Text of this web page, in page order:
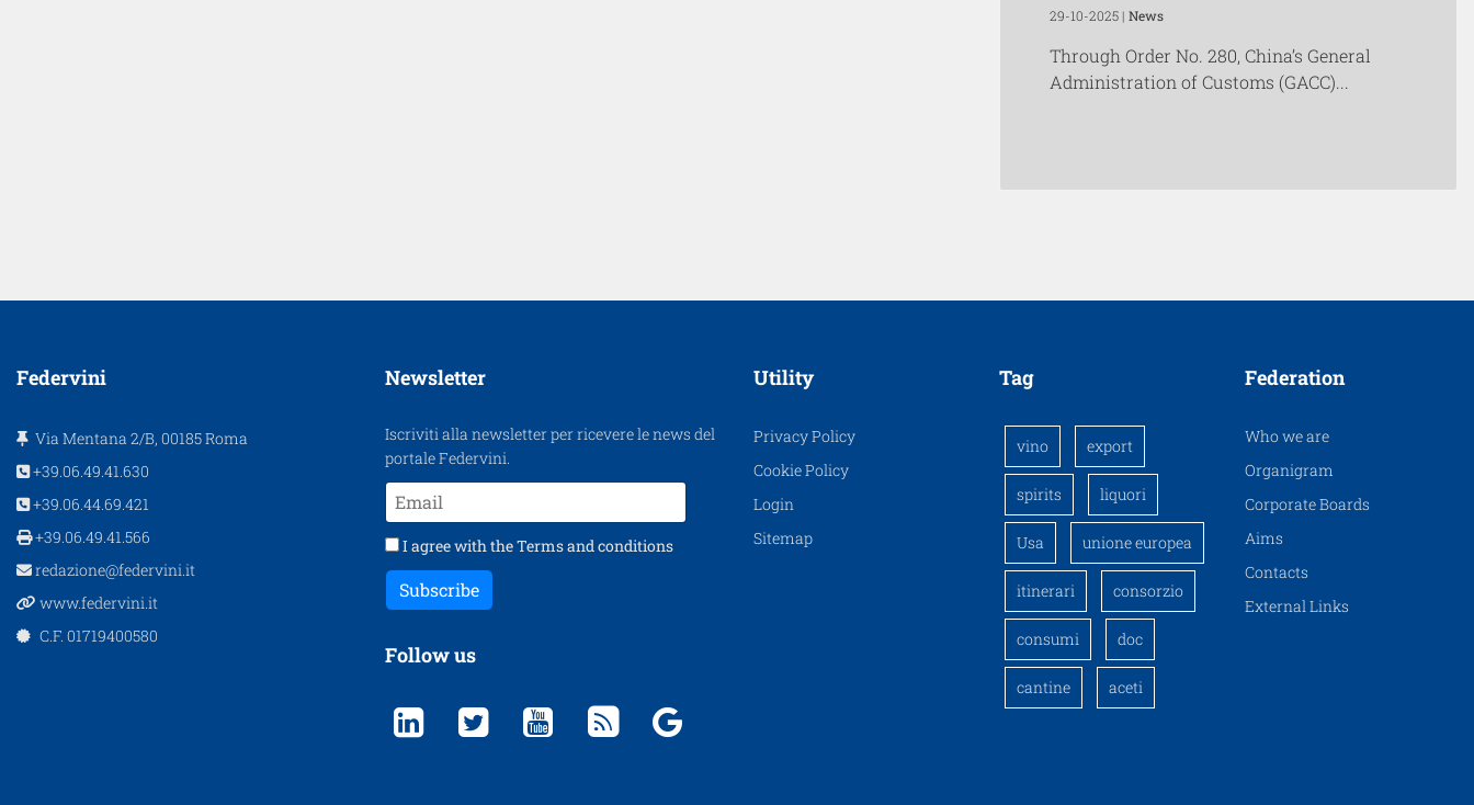
29-10-2025 | News
Through Order No. 280, China’s General
Administration of Customs (GACC)...
Federvini
Via Mentana 2/B, 00185 Roma
+39.06.49.41.630
+39.06.44.69.421
+39.06.49.41.566
redazione@federvini.it
www.federvini.it
C.F. 01719400580
Newsletter
Iscriviti alla newsletter per ricevere le news del
portale Federvini.
I agree with theTerms and conditions
Subscribe
Follow us
Utility
Privacy Policy
Cookie Policy
Login
Sitemap
Tag
vino export
spirits liquori
Usa unione europea
itinerari consorzio
consumi doc
cantine aceti
Federation
Who we are
Organigram
Corporate Boards
Aims
Contacts
External Links